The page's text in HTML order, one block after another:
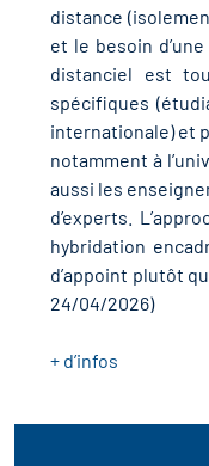
clés métiers
lieu
des
de
Solidaire (ESS)
du secteur
de l'Industrie
distance
et le besoin
distanciel est
spécifiques
internationale) et
notamment à
aussi les
d’experts.
hybridation
d’appoint plutôt
24/04/2026)
+ d’infos